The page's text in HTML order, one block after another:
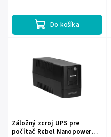
Do košíka
Záložný zdroj UPS pre
počítač Rebel Nanopower